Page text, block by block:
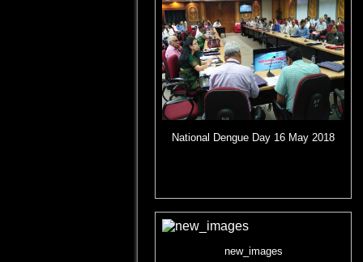
National Dengue Day 16 May 2018
new_images